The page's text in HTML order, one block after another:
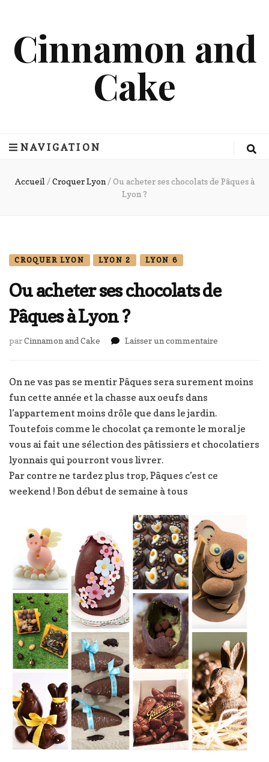
Cinnamon and
Cake
NAVIGATION
Accueil / Croquer Lyon / Ou acheter ses chocolats de Pâques à
Lyon ?
CROQUER LYON LYON 2 LYON 6
Ou acheter ses chocolats de
Pâques à Lyon ?
parCinnamon and Cake Laisser un commentaire
ses
à
Lyon
On ne vas pas se mentir Pâques sera surement moins
fun cette année et la chasse aux oeufs dans
l’appartement moins drôle que dans le jardin.
Toutefois comme le chocolat ça remonte le moral je
vous ai fait une sélection des pâtissiers et chocolatiers
lyonnais qui pourront vous livrer.
Par contre ne tardez plus trop, Pâques c’est ce
weekend ! Bon début de semaine à tous